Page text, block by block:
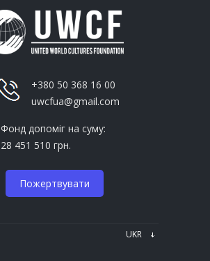
+380 50 368 16 00
uwcfua@gmail.com
Фонд допоміг на суму:
28 451 510 грн.
Пожертвувати